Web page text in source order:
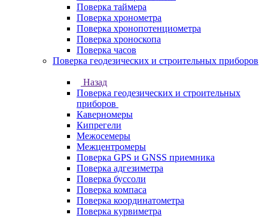
Поверка таймера
Поверка хронометра
Поверка хронопотенциометра
Поверка хроноскопа
Поверка часов
Поверка геодезических и строительных приборов
Назад
Поверка геодезических и строительных
приборов
Каверномеры
Кипрегели
Межосемеры
Межцентромеры
Поверка GPS и GNSS приемника
Поверка адгезиметра
Поверка буссоли
Поверка компаса
Поверка координатометра
Поверка курвиметра